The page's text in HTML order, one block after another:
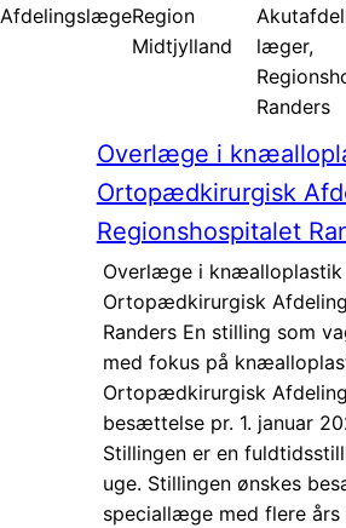
AfdelingslægeRegion
Midtjylland
læger,
Randers
Overlæge i
Ortopædkirurgisk
Regionshospitalet
Overlæge i
Ortopædkirurgisk
Randers En stilling som
med fokus på
Ortopædkirurgisk
besættelse pr. 1. januar
Stillingen er en
uge. Stillingen ønskes
speciallæge med flere års